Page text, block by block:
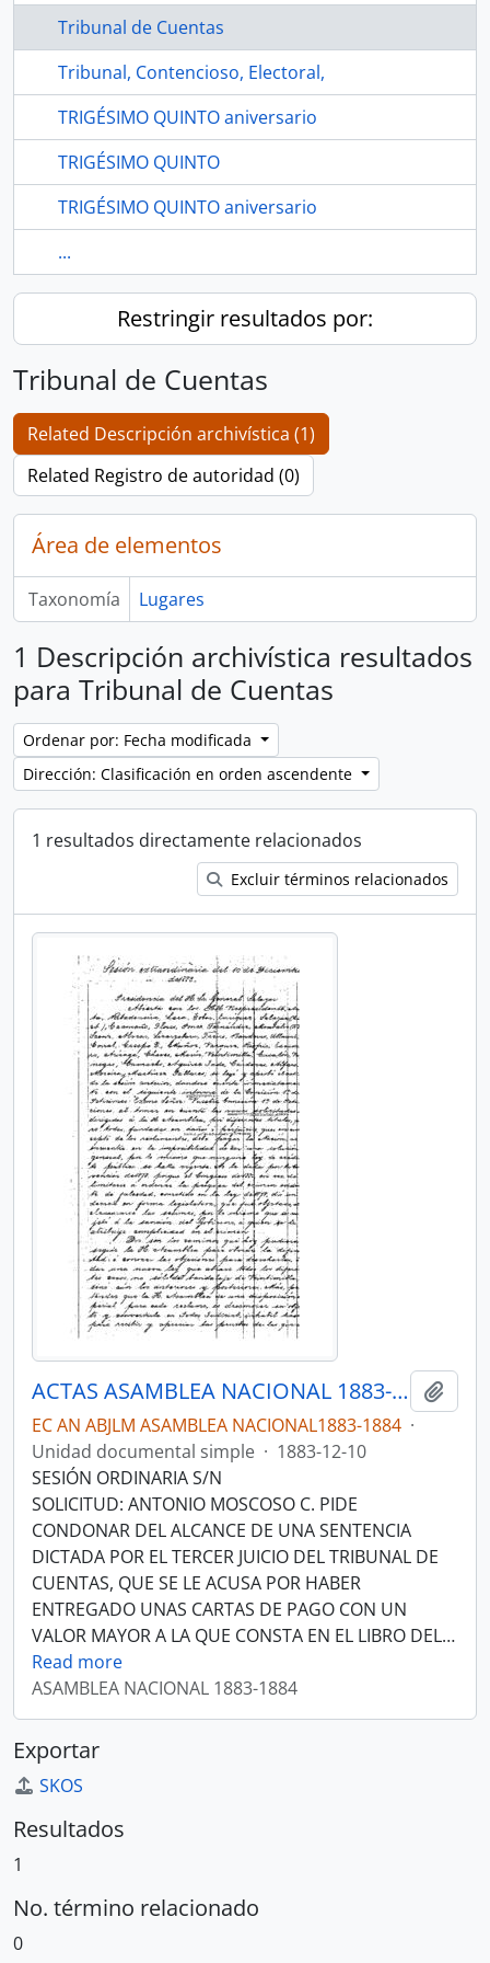
Tribunal de Cuentas
Tribunal, Contencioso, Electoral,
TRIGÉSIMO QUINTO aniversario
TRIGÉSIMO QUINTO
TRIGÉSIMO QUINTO aniversario
...
Restringir resultados por:
Tribunal de Cuentas
Related Descripción archivística (1)
Related Registro de autoridad (0)
Área de elementos
Taxonomía Lugares
1 Descripción archivística resultados
para Tribunal de Cuentas
Ordenar por: Fecha modificada
Dirección: Clasificación en orden ascendente
1 resultados directamente relacionados
Excluir términos relacionados
ACTAS ASAMBLEA NACIONAL 1883-1884
EC AN ABJLM ASAMBLEA NACIONAL1883-1884 ·
Unidad documental simple · 1883-12-10
SESIÓN ORDINARIA S/N
SOLICITUD: ANTONIO MOSCOSO C. PIDE
CONDONAR DEL ALCANCE DE UNA SENTENCIA
DICTADA POR EL TERCER JUICIO DEL TRIBUNAL DE
CUENTAS, QUE SE LE ACUSA POR HABER
ENTREGADO UNAS CARTAS DE PAGO CON UN
VALOR MAYOR A LA QUE CONSTA EN EL LIBRO DEL…
Read more
ASAMBLEA NACIONAL 1883-1884
Exportar
SKOS
Resultados
1
No. término relacionado
0